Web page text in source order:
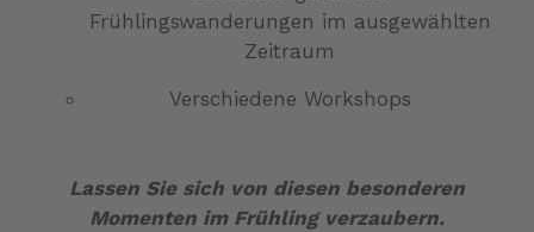
Frühlingswanderungen im ausgewählten
Zeitraum
Verschiedene Workshops
Lassen Sie sich von diesen besonderen
Momenten im Frühling verzaubern.